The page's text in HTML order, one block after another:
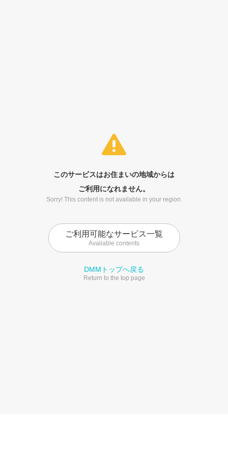
このサービスはお住まいの地域からは
ご利用になれません。
Sorry! This content is not available in your region.
ご利用可能なサービス一覧
Available contents
DMMトップへ戻る
Return to the top page